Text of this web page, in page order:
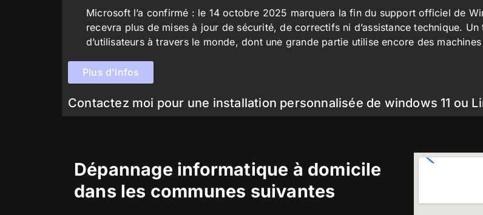
Microsoft l’a confirmé : le 14 octobre 2025 marquera la fin du support officiel de
recevra plus de mises à jour de sécurité, de correctifs ni d’assistance technique.
d’utilisateurs à travers le monde, dont une grande partie utilise encore des
Plus d'infos
Contactez moi pour une installation personnalisée de windows 11 ou
Dépannage informatique à domicile
dans les communes suivantes